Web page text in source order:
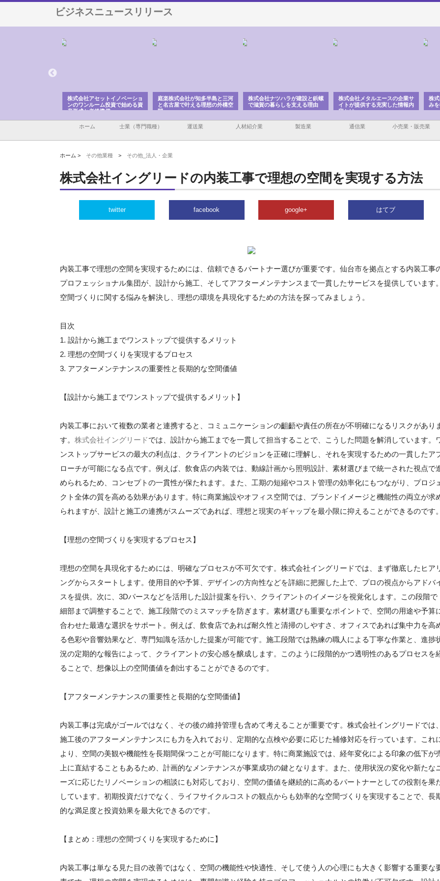
ビジネスニュースリリース
株式会社アセットイノベーショ
ンのワンルーム投資で始める資
産形成と老後準備
庭楽株式会社が知多半島と三河
と名古屋で叶える理想の外構空
間
株式会社ナツハラが建設と鋲螺
で滋賀の暮らしを支える理由
株式会社メタルエースの企業サ
イトが提供する充実した情報内
容とは
株
み
ホーム 士業（専門職種） 運送業 人材紹介業 製造業 通信業 小売業・販売業
ホーム > その他業種 > その他_法人・企業
株式会社イングリードの内装工事で理想の空間を実現する方法
twitter facebook google+ はてブ
内装工事で理想の空間を実現するためには、信頼できるパートナー選びが重要です。仙台市を拠点とする内装工事
プロフェッショナル集団が、設計から施工、そしてアフターメンテナンスまで一貫したサービスを提供しています。
空間づくりに関する悩みを解決し、理想の環境を具現化するための方法を探ってみましょう。
目次
1. 設計から施工までワンストップで提供するメリット
2. 理想の空間づくりを実現するプロセス
3. アフターメンテナンスの重要性と長期的な空間価値
【設計から施工までワンストップで提供するメリット】
内装工事において複数の業者と連携すると、コミュニケーションの齟齬や責任の所在が不明確になるリスクがあり
す。 株式会社イングリードでは、設計から施工までを一貫して担当することで、こうした問題を解消しています。
ンストップサービスの最大の利点は、クライアントのビジョンを正確に理解し、それを実現するための一貫したア
ローチが可能になる点です。例えば、飲食店の内装では、動線計画から照明設計、素材選びまで統一された視点で
められるため、コンセプトの一貫性が保たれます。また、工期の短縮やコスト管理の効率化にもつながり、プロジ
クト全体の質を高める効果があります。特に商業施設やオフィス空間では、ブランドイメージと機能性の両立が求
られますが、設計と施工の連携がスムーズであれば、理想と現実のギャップを最小限に抑えることができるのです。
【理想の空間づくりを実現するプロセス】
理想の空間を具現化するためには、明確なプロセスが不可欠です。株式会社イングリードでは、まず徹底したヒア
ングからスタートします。使用目的や予算、デザインの方向性などを詳細に把握した上で、プロの視点からアドバ
スを提供。次に、3Dパースなどを活用した設計提案を行い、クライアントのイメージを視覚化します。この段階で
細部まで調整することで、施工段階でのミスマッチを防ぎます。素材選びも重要なポイントで、空間の用途や予算
合わせた最適な選択をサポート。例えば、飲食店であれば耐久性と清掃のしやすさ、オフィスであれば集中力を高
る色彩や音響効果など、専門知識を活かした提案が可能です。施工段階では熟練の職人による丁寧な作業と、進捗
況の定期的な報告によって、クライアントの安心感を醸成します。このように段階的かつ透明性のあるプロセスを
ることで、想像以上の空間価値を創出することができるのです。
【アフターメンテナンスの重要性と長期的な空間価値】
内装工事は完成がゴールではなく、その後の維持管理も含めて考えることが重要です。株式会社イングリードでは、
施工後のアフターメンテナンスにも力を入れており、定期的な点検や必要に応じた補修対応を行っています。これ
より、空間の美観や機能性を長期間保つことが可能になります。特に商業施設では、経年変化による印象の低下が
上に直結することもあるため、計画的なメンテナンスが事業成功の鍵となります。また、使用状況の変化や新たな
ーズに応じたリノベーションの相談にも対応しており、空間の価値を継続的に高めるパートナーとしての役割を果
しています。初期投資だけでなく、ライフサイクルコストの観点からも効率的な空間づくりを実現することで、長
的な満足度と投資効果を最大化できるのです。
【まとめ：理想の空間づくりを実現するために】
内装工事は単なる見た目の改善ではなく、空間の機能性や快適性、そして使う人の心理にも大きく影響する重要な